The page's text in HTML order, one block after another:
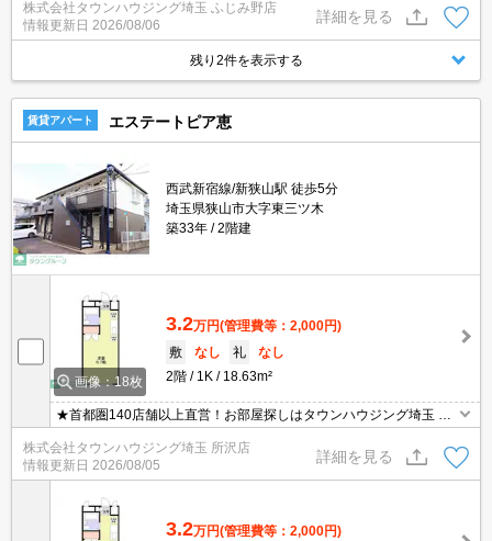
株式会社タウンハウジング埼玉 ふじみ野店
情報更新日 2026/08/06
詳細を見る
残り2件を表示する
賃貸アパート エステートピア恵
西武新宿線/新狭山駅 徒歩5分
埼玉県狭山市大字東三ツ木
築33年
2階建
画像：18枚
3.2万円(管理費等：2,000円)
敷
なし 礼
なし
2階
1K 18.63m²
★首都圏140店舗以上直営！お部屋探しはタウンハウジング埼玉 所
沢店へ★
株式会社タウンハウジング埼玉 所沢店
情報更新日 2026/08/05
詳細を見る
3.2万円(管理費等：2,000円)